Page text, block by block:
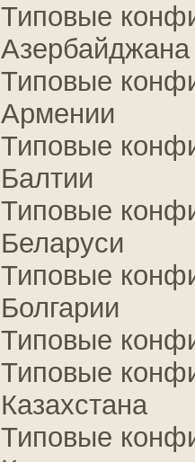
Типовые
Азербайджана
Типовые
Армении
Типовые
Балтии
Типовые
Беларуси
Типовые
Болгарии
Типовые
Типовые
Казахстана
Типовые